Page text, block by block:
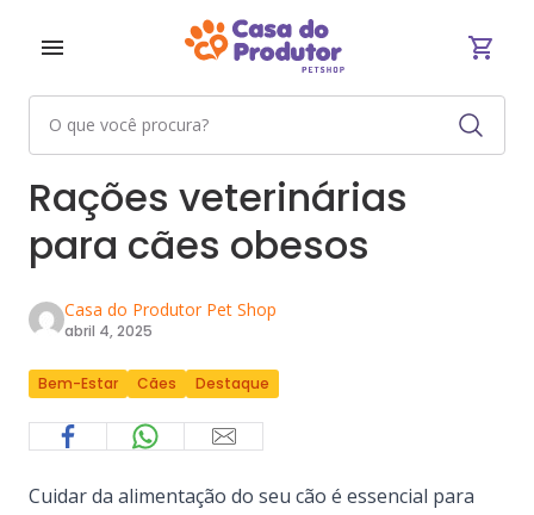
Rações veterinárias
para cães obesos
Casa do Produtor Pet Shop
abril 4, 2025
Bem-Estar Cães Destaque
Cuidar da alimentação do seu cão é essencial para